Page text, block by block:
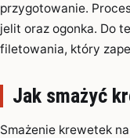
przygotowanie.
jelit oraz ogonka. Do
filetowania, który
Jak smażyć
Smażenie krewetek